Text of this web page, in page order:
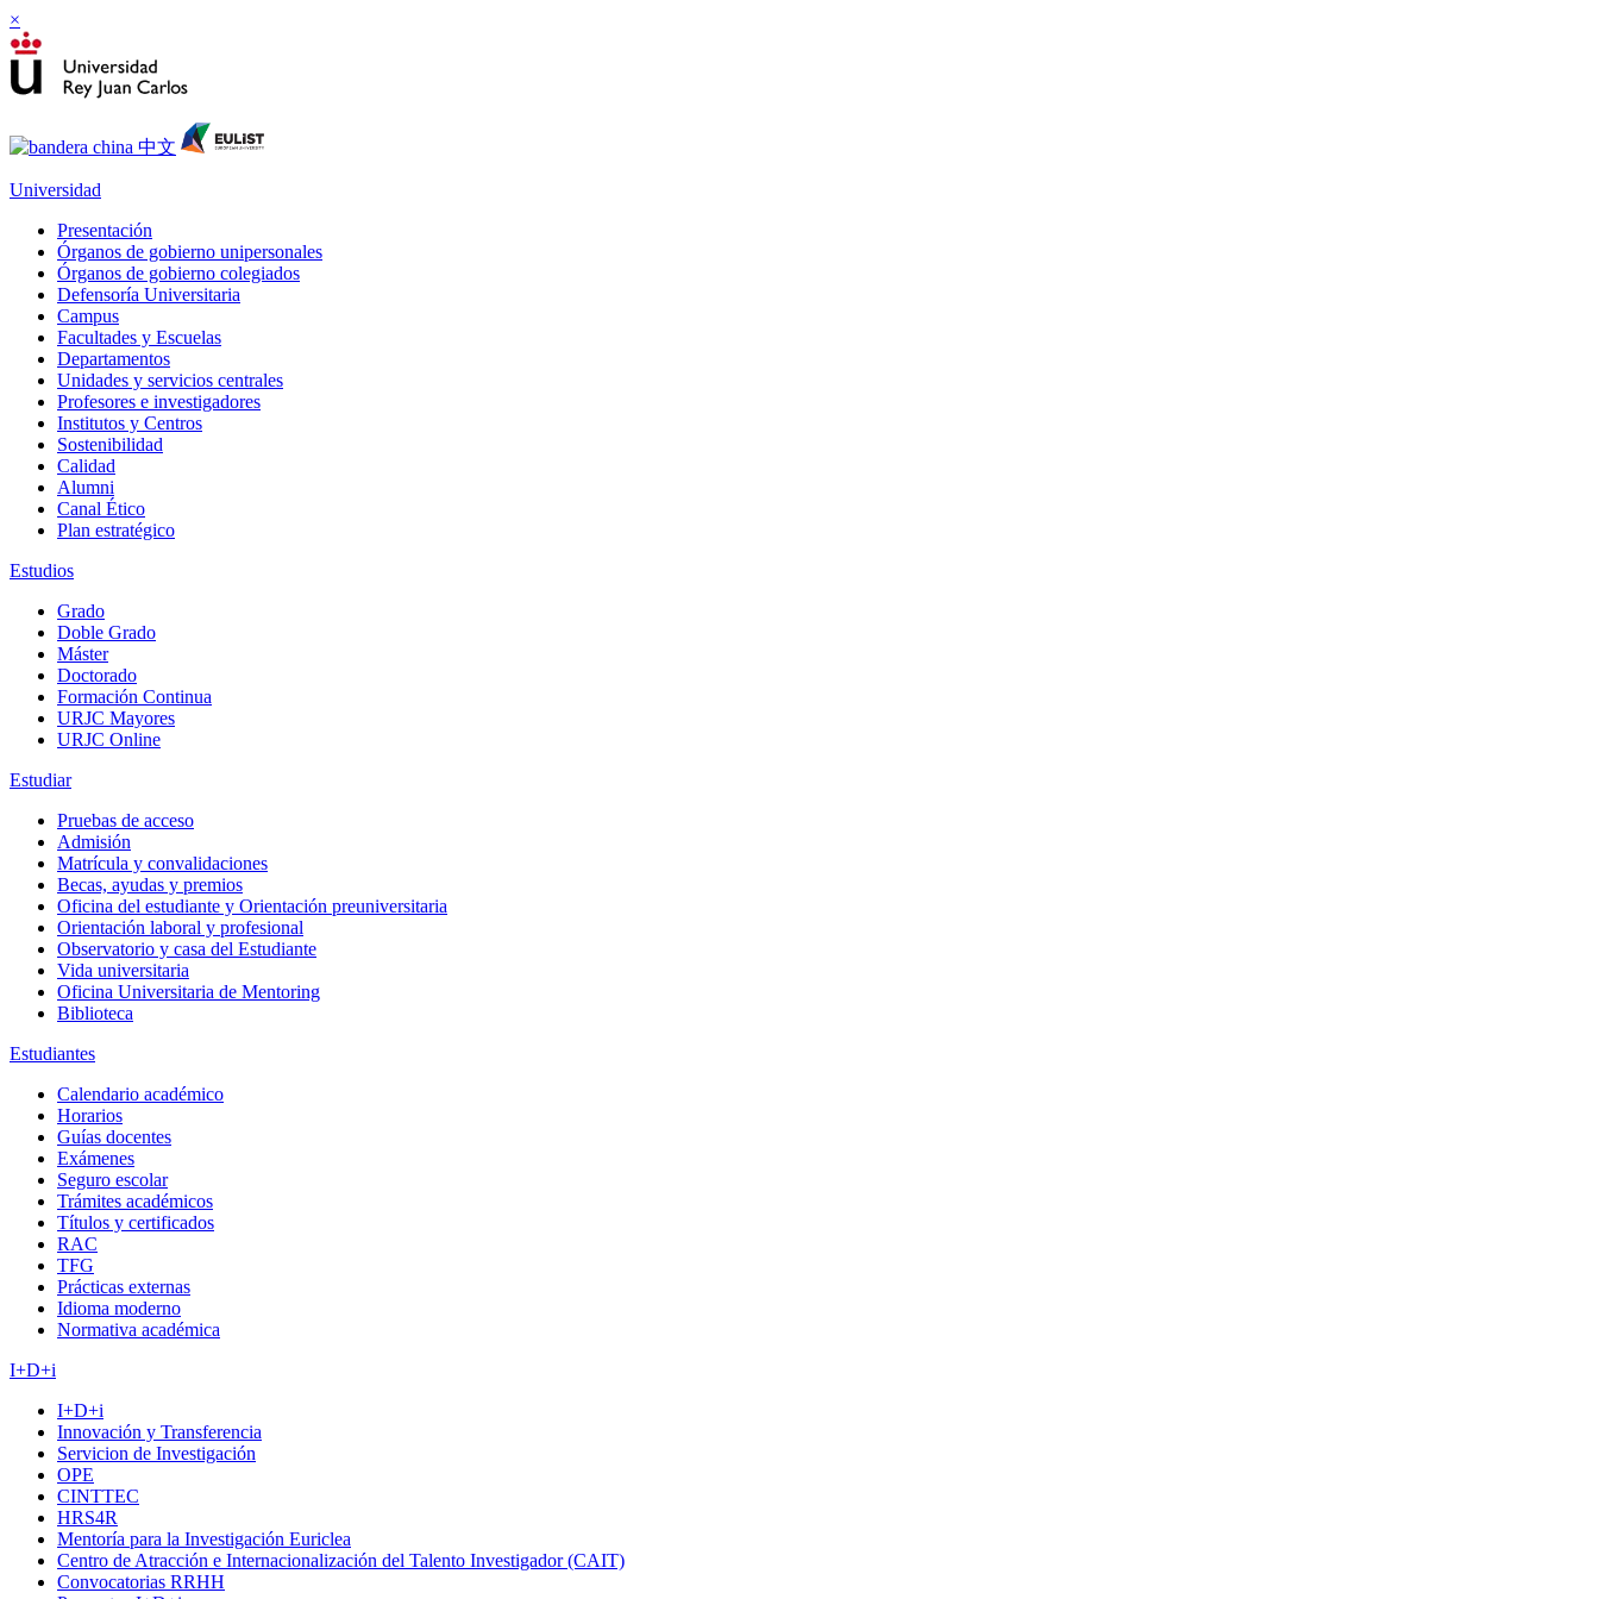
×
Universidad
Presentación
Órganos de gobierno unipersonales
Órganos de gobierno colegiados
Defensoría Universitaria
Campus
Facultades y Escuelas
Departamentos
Unidades y servicios centrales
Profesores e investigadores
Institutos y Centros
Sostenibilidad
Calidad
Alumni
Canal Ético
Plan estratégico
Estudios
Grado
Doble Grado
Máster
Doctorado
Formación Continua
URJC Mayores
URJC Online
Estudiar
Pruebas de acceso
Admisión
Matrícula y convalidaciones
Becas, ayudas y premios
Oficina del estudiante y Orientación preuniversitaria
Orientación laboral y profesional
Observatorio y casa del Estudiante
Vida universitaria
Oficina Universitaria de Mentoring
Biblioteca
Estudiantes
Calendario académico
Horarios
Guías docentes
Exámenes
Seguro escolar
Trámites académicos
Títulos y certificados
RAC
TFG
Prácticas externas
Idioma moderno
Normativa académica
I+D+i
I+D+i
Innovación y Transferencia
Servicion de Investigación
OPE
CINTTEC
HRS4R
Mentoría para la Investigación Euriclea
Centro de Atracción e Internacionalización del Talento Investigador (CAIT)
Convocatorias RRHH